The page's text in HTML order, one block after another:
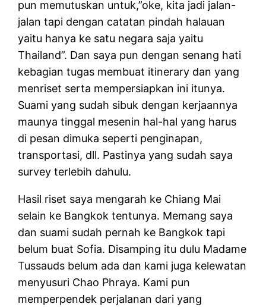
pun memutuskan untuk,”oke, kita jadi jalan-
jalan tapi dengan catatan pindah halauan
yaitu hanya ke satu negara saja yaitu
Thailand”. Dan saya pun dengan senang hati
kebagian tugas membuat itinerary dan yang
menriset serta mempersiapkan ini itunya.
Suami yang sudah sibuk dengan kerjaannya
maunya tinggal mesenin hal-hal yang harus
di pesan dimuka seperti penginapan,
transportasi, dll. Pastinya yang sudah saya
survey terlebih dahulu.
Hasil riset saya mengarah ke Chiang Mai
selain ke Bangkok tentunya. Memang saya
dan suami sudah pernah ke Bangkok tapi
belum buat Sofia. Disamping itu dulu Madame
Tussauds belum ada dan kami juga kelewatan
menyusuri Chao Phraya. Kami pun
memperpendek perjalanan dari yang